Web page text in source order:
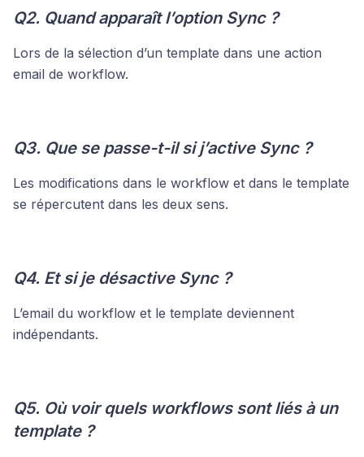
Q2. Quand apparaît l’option Sync ?
Lors de la sélection d’un template dans une action
email de workflow.
Q3. Que se passe-t-il si j’active Sync ?
Les modifications dans le workflow et dans le template
se répercutent dans les deux sens.
Q4. Et si je désactive Sync ?
L’email du workflow et le template deviennent
indépendants.
Q5. Où voir quels workflows sont liés à un
template ?